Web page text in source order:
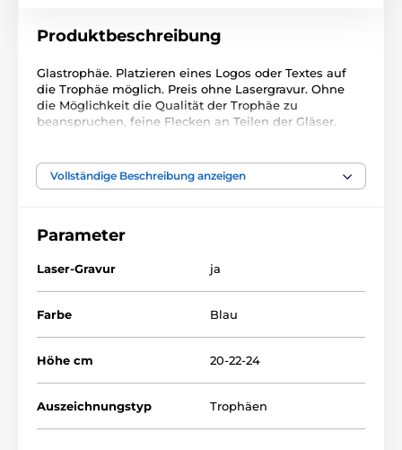
Produktbeschreibung
Glastrophäe. Platzieren eines Logos oder Textes auf
die Trophäe möglich. Preis ohne Lasergravur. Ohne
die Möglichkeit die Qualität der Trophäe zu
beanspruchen, feine Flecken an Teilen der Gläser.
Das Produkt ist in Kategorien eingeteilt
Vollständige Beschreibung anzeigen
Parameter
Laser-Gravur ja
Farbe Blau
Höhe cm 20-22-24
Auszeichnungstyp Trophäen